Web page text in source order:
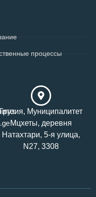
процессы
Муниципалитет
Мцхеты, деревня
Натахтари, 5-я улица,
N27, 3308